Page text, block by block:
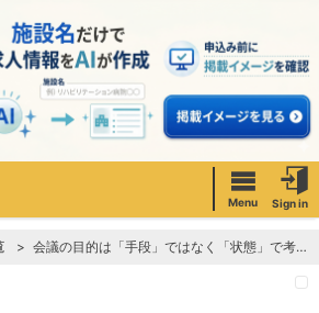
Menu Sign in
会議の目的は「手段」ではなく「状態」で考える